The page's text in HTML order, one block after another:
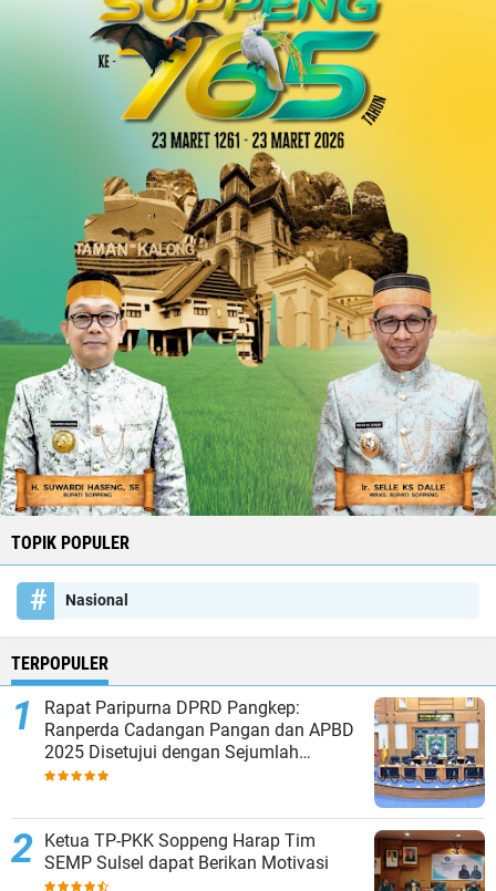
TOPIK POPULER
Nasional
TERPOPULER
Rapat Paripurna DPRD Pangkep:
Ranperda Cadangan Pangan dan APBD
2025 Disetujui dengan Sejumlah
Catatan
Ketua TP-PKK Soppeng Harap Tim
SEMP Sulsel dapat Berikan Motivasi